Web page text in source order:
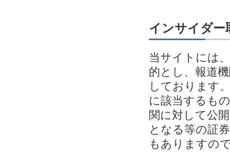
インサイダー
当サイトには
的とし、報道
しております
に該当するも
関に対して公
となる等の証
もありますの